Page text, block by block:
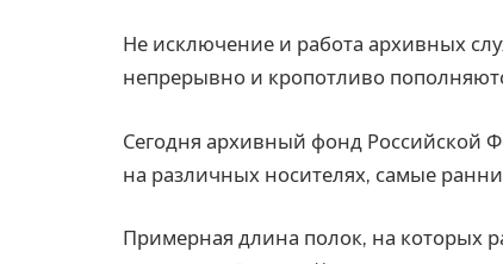
Не исключение и работа архивных
непрерывно и кропотливо
Сегодня архивный фонд Российской
на различных носителях, самые
Примерная длина полок, на которых